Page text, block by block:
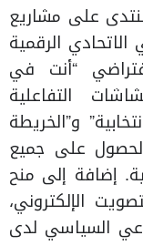
على مشاريع
الرقمية
“أنت في
التفاعلية
و”الخريطة
الحصول على جميع
إضافة إلى منح
الإلكتروني،
السياسي لدى